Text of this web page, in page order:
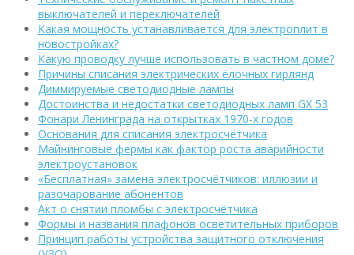
выключателей и переключателей
Какая мощность устанавливается для электроплит в
новостройках?
Какую проводку лучше использовать в частном доме?
Причины списания электрических ёлочных гирлянд
Диммируемые светодиодные лампы
Достоинства и недостатки светодиодных ламп GX 53
Фонари Ленинграда на открытках 1970-х годов
Основания для списания электросчётчика
Майнинговые фермы как фактор роста аварийности
электроустановок
«Бесплатная» замена электросчётчиков: иллюзии и
разочарование абонентов
Акт о снятии пломбы с электросчётчика
Формы и названия плафонов осветительных приборов
Принцип работы устройства защитного отключения